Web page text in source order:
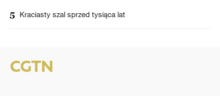
5 Kraciasty szal sprzed tysiąca lat